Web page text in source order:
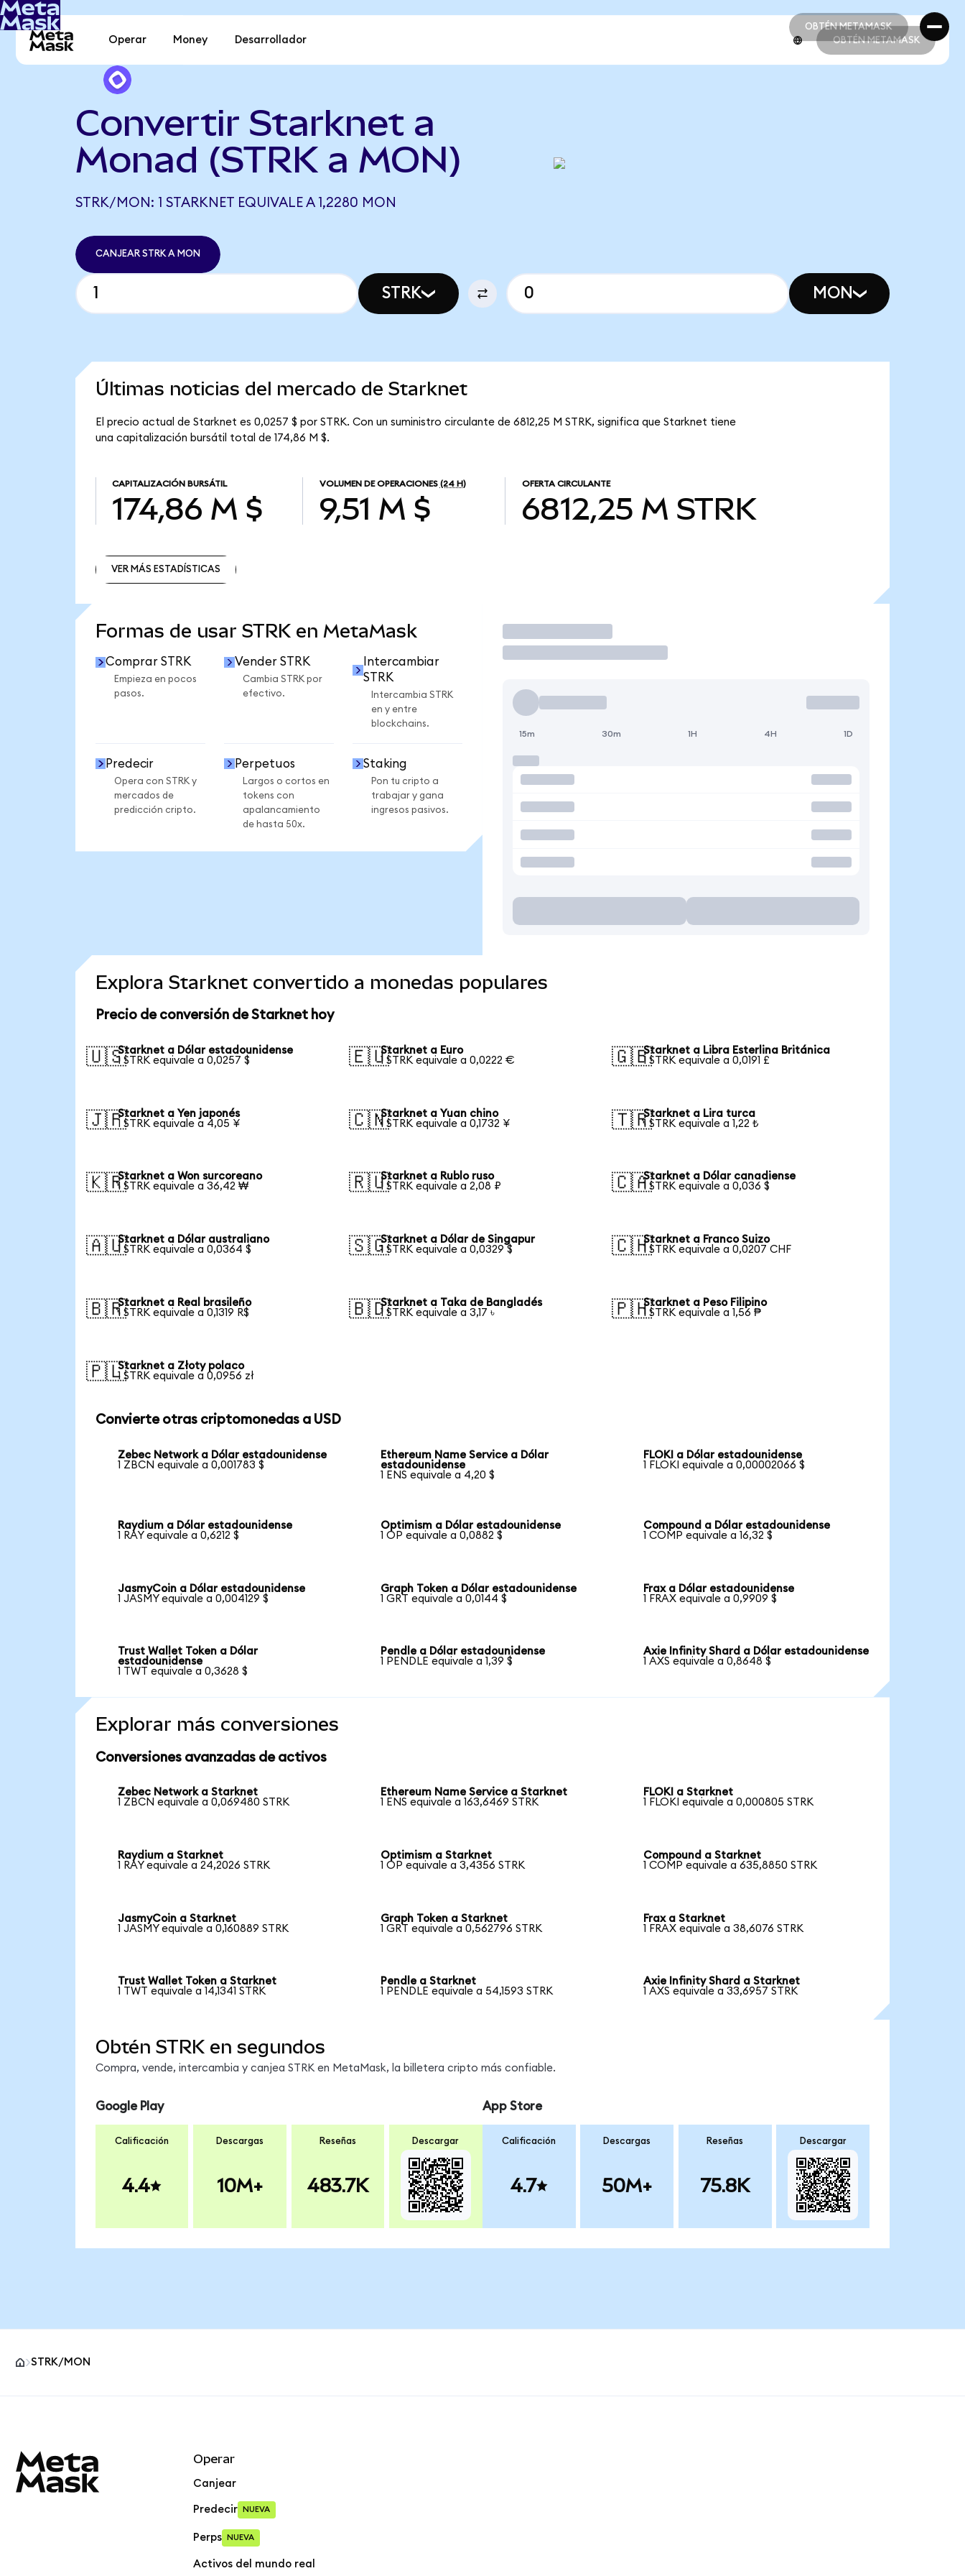
OBTÉN METAMASK
OBTÉN METAMASK
Operar Money Desarrollador OBTÉN METAMASK
Convertir Starknet a
Monad (STRK a MON)
STRK/MON: 1 STARKNET EQUIVALE A 1,2280 MON
CANJEAR STRK A MON
STRK MON
Últimas noticias del mercado de Starknet
El precio actual de Starknet es 0,0257 $ por STRK. Con un suministro circulante de 6812,25 M STRK, significa que Starknet tiene
una capitalización bursátil total de 174,86 M $.
CAPITALIZACIÓN BURSÁTIL
174,86 M $
VOLUMEN DE OPERACIONES (24 H)
9,51 M $
OFERTA CIRCULANTE
6812,25 M STRK
VER MÁS ESTADÍSTICAS
Formas de usar STRK en MetaMask
Comprar STRK
Empieza en pocos
pasos.
Vender STRK
Cambia STRK por
efectivo.
Intercambiar
STRK
Intercambia STRK
en y entre
blockchains.
Predecir
Opera con STRK y
mercados de
predicción cripto.
Perpetuos
Largos o cortos en
tokens con
apalancamiento
de hasta 50x.
Staking
Pon tu cripto a
trabajar y gana
ingresos pasivos.
Operar
15m 30m 1H 4H 1D
Explora Starknet convertido a monedas populares
Precio de conversión de Starknet hoy
🇺🇸Starknet a Dólar estadounidense
1 STRK equivale a 0,0257 $
🇪🇺Starknet a Euro
1 STRK equivale a 0,0222 €
🇬🇧Starknet a Libra Esterlina Británica
1 STRK equivale a 0,0191 £
🇯🇵Starknet a Yen japonés
1 STRK equivale a 4,05 ¥
🇨🇳Starknet a Yuan chino
1 STRK equivale a 0,1732 ¥
🇹🇷Starknet a Lira turca
1 STRK equivale a 1,22 ₺
🇰🇷Starknet a Won surcoreano
1 STRK equivale a 36,42 ₩
🇷🇺Starknet a Rublo ruso
1 STRK equivale a 2,08 ₽
🇨🇦Starknet a Dólar canadiense
1 STRK equivale a 0,036 $
🇦🇺Starknet a Dólar australiano
1 STRK equivale a 0,0364 $
🇸🇬Starknet a Dólar de Singapur
1 STRK equivale a 0,0329 $
🇨🇭Starknet a Franco Suizo
1 STRK equivale a 0,0207 CHF
🇧🇷Starknet a Real brasileño
1 STRK equivale a 0,1319 R$
🇧🇩Starknet a Taka de Bangladés
1 STRK equivale a 3,17 ৳
🇵🇭Starknet a Peso Filipino
1 STRK equivale a 1,56 ₱
🇵🇱Starknet a Złoty polaco
1 STRK equivale a 0,0956 zł
Convierte otras criptomonedas a USD
Zebec Network a Dólar estadounidense
1 ZBCN equivale a 0,001783 $
Ethereum Name Service a Dólar
estadounidense
1 ENS equivale a 4,20 $
FLOKI a Dólar estadounidense
1 FLOKI equivale a 0,00002066 $
Raydium a Dólar estadounidense
1 RAY equivale a 0,6212 $
Optimism a Dólar estadounidense
1 OP equivale a 0,0882 $
Compound a Dólar estadounidense
1 COMP equivale a 16,32 $
JasmyCoin a Dólar estadounidense
1 JASMY equivale a 0,004129 $
Graph Token a Dólar estadounidense
1 GRT equivale a 0,0144 $
Frax a Dólar estadounidense
1 FRAX equivale a 0,9909 $
Trust Wallet Token a Dólar
estadounidense
1 TWT equivale a 0,3628 $
Pendle a Dólar estadounidense
1 PENDLE equivale a 1,39 $
Axie Infinity Shard a Dólar estadounidense
1 AXS equivale a 0,8648 $
Explorar más conversiones
Conversiones avanzadas de activos
Zebec Network a Starknet
1 ZBCN equivale a 0,069480 STRK
Ethereum Name Service a Starknet
1 ENS equivale a 163,6469 STRK
FLOKI a Starknet
1 FLOKI equivale a 0,000805 STRK
Raydium a Starknet
1 RAY equivale a 24,2026 STRK
Optimism a Starknet
1 OP equivale a 3,4356 STRK
Compound a Starknet
1 COMP equivale a 635,8850 STRK
JasmyCoin a Starknet
1 JASMY equivale a 0,160889 STRK
Graph Token a Starknet
1 GRT equivale a 0,562796 STRK
Frax a Starknet
1 FRAX equivale a 38,6076 STRK
Trust Wallet Token a Starknet
1 TWT equivale a 14,1341 STRK
Pendle a Starknet
1 PENDLE equivale a 54,1593 STRK
Axie Infinity Shard a Starknet
1 AXS equivale a 33,6957 STRK
Obtén STRK en segundos
Compra, vende, intercambia y canjea STRK en MetaMask, la billetera cripto más confiable.
Google Play
Calificación
4.4
Descargas
10M+
Reseñas
483.7K
Descargar
App Store
Calificación
4.7
Descargas
50M+
Reseñas
75.8K
Descargar
STRK/MON
Operar
Canjear
Predecir NUEVA
Perps NUEVA
Activos del mundo real